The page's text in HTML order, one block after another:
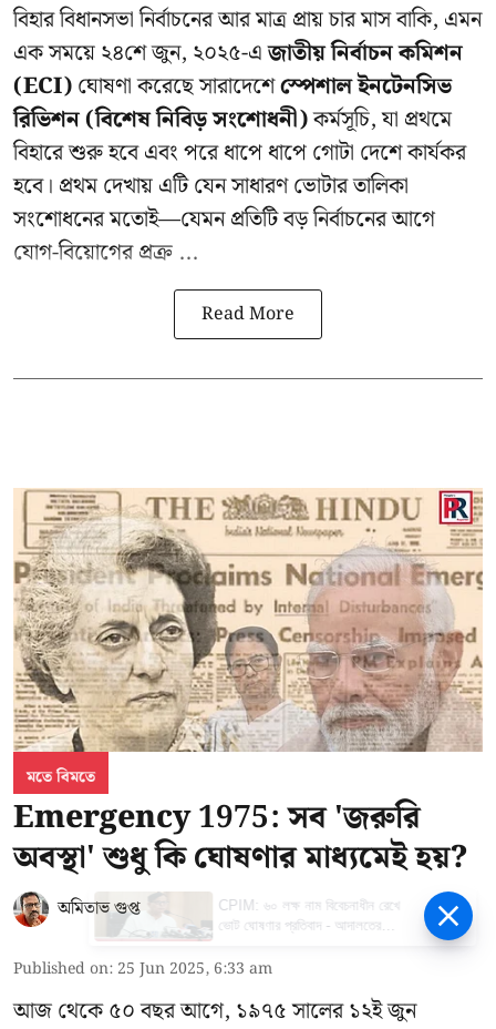
বিহার বিধানসভা নির্বাচনের আর মাত্র প্রায় চার মাস বাকি, এমন
এক সময়ে ২৪শে জুন, ২০২৫-এজাতীয় নির্বাচন কমিশন
(ECI)ঘোষণা করেছে সারাদেশেস্পেশাল ইনটেনসিভ
রিভিশন (বিশেষ নিবিড় সংশোধনী)কর্মসূচি, যা প্রথমে
বিহারে শুরু হবে এবং পরে ধাপে ধাপে গোটা দেশে কার্যকর
হবে। প্রথম দেখায় এটি যেন সাধারণ ভোটার তালিকা
সংশোধনের মতোই—যেমন প্রতিটি বড় নির্বাচনের আগে
যোগ-বিয়োগের প্রক্র ...
Read More
মতে বিমতে
Emergency 1975: সব 'জরুরি
অবস্থা' শুধু কি ঘোষণার মাধ্যমেই হয়?
অমিতাভ গুপ্ত
Published on: 25 Jun 2025, 6:33 am
আজ থেকে ৫০ বছর আগে, ১৯৭৫ সালের ১২ই জুন
CPIM: ৬০ লক্ষ নাম বিবেচনাধীন রেখে
ভোট ঘোষণার প্রতিবাদ - আদালতের